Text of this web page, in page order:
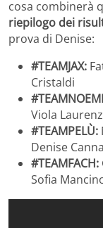
cosa combinerà
riepilogo dei
prova di Denise:
#TEAMJAX:
Cristaldi
Viola
#TEAMPELÙ:
Denise
#TEAMFACH:
Sofia